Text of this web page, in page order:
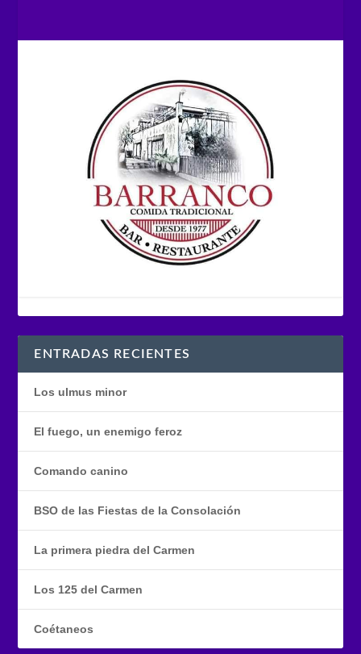
ENTRADAS RECIENTES
Los ulmus minor
El fuego, un enemigo feroz
Comando canino
BSO de las Fiestas de la Consolación
La primera piedra del Carmen
Los 125 del Carmen
Coétaneos